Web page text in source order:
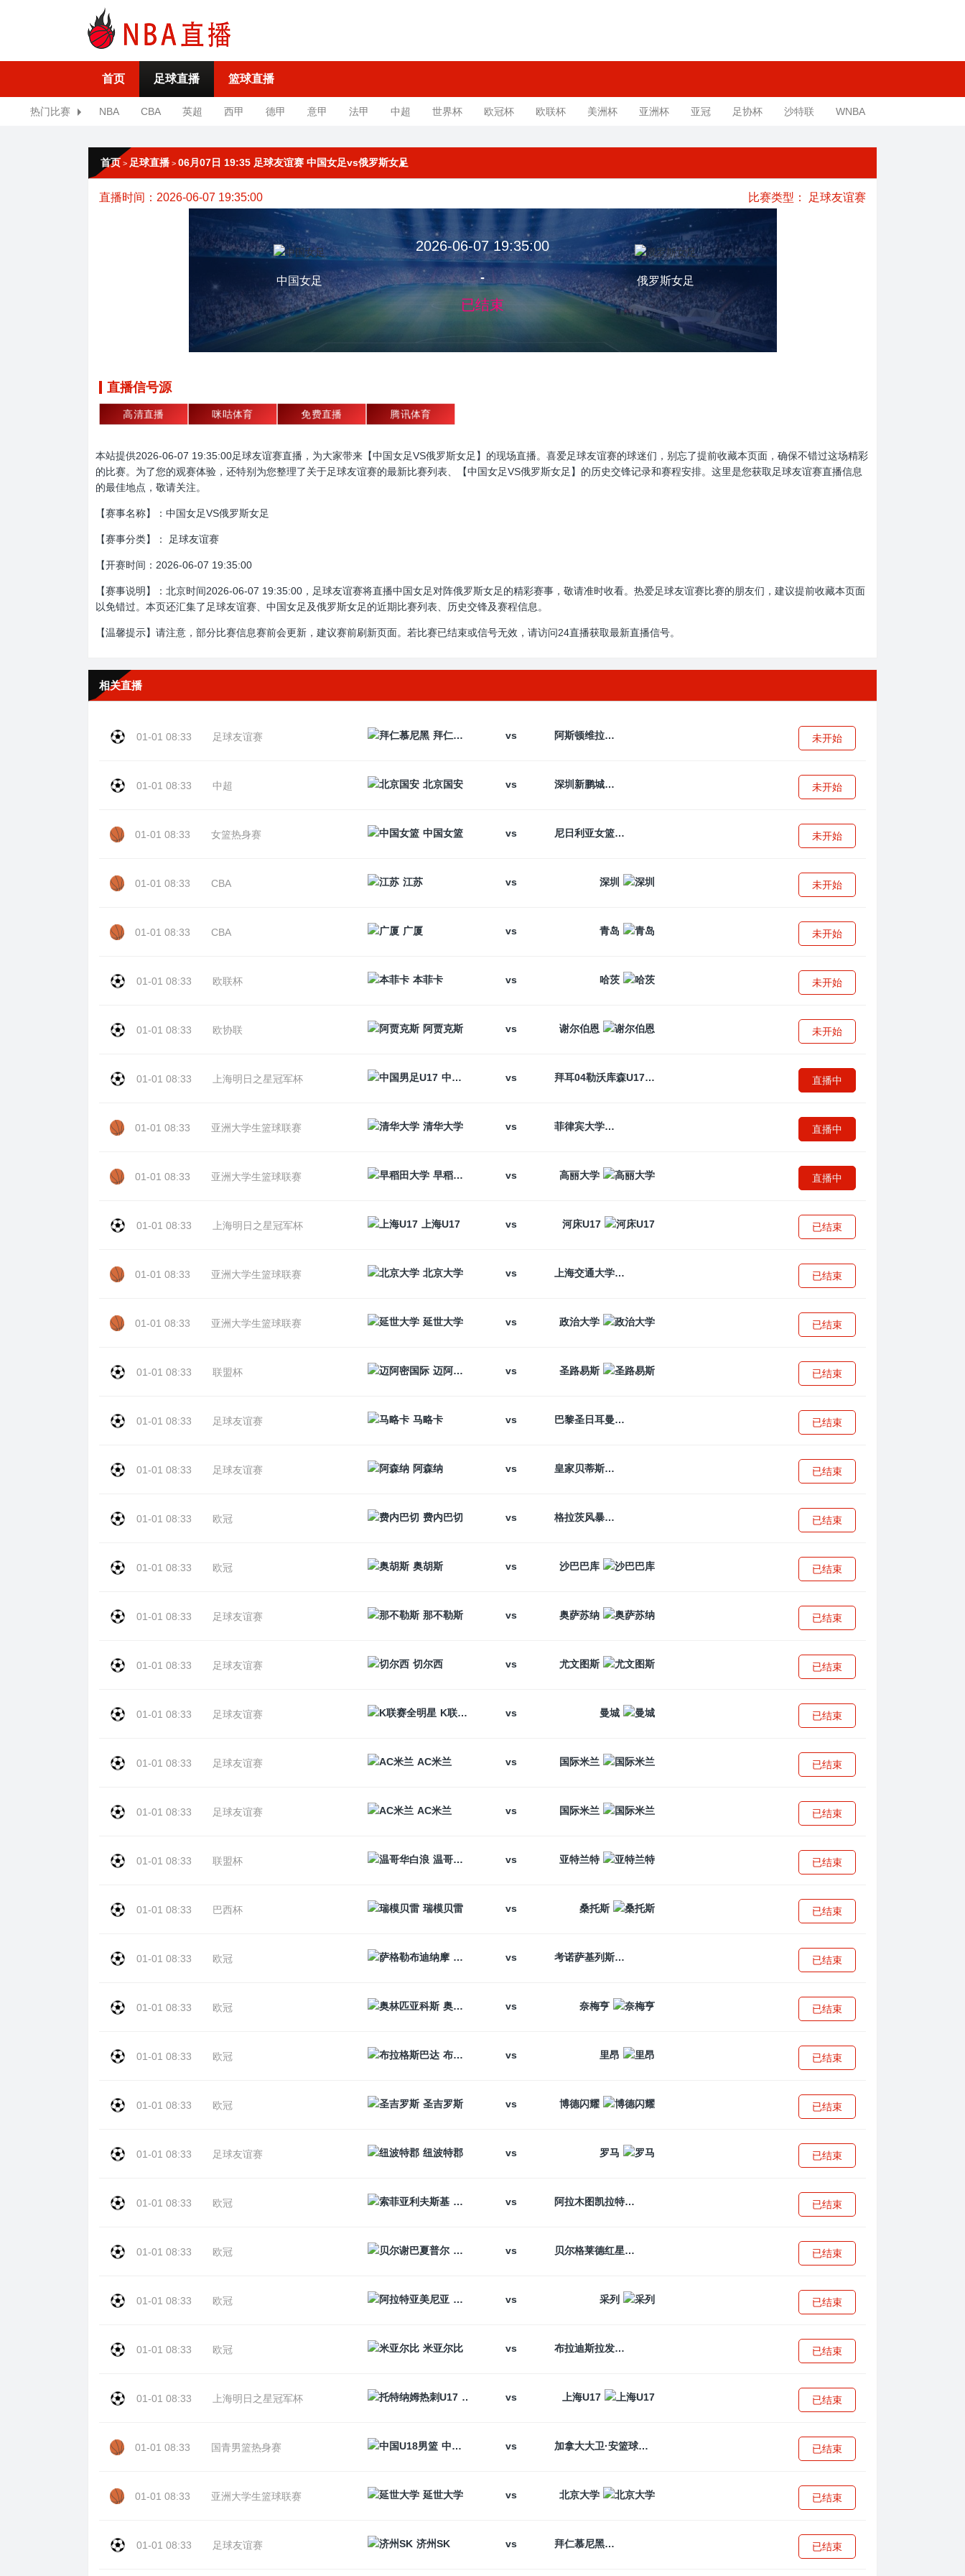
首页 足球直播 篮球直播
热门比赛 NBA CBA 英超 西甲 德甲 意甲 法甲 中超 世界杯 欧冠杯 欧联杯 美洲杯 亚洲杯 亚冠 足协杯 沙特联 WNBA
首页 > 足球直播 > 06月07日 19:35 足球友谊赛 中国女足vs俄罗斯女足
直播时间：2026-06-07 19:35:00 比赛类型： 足球友谊赛
中国女足
2026-06-07 19:35:00
-
已结束
俄罗斯女足
直播信号源
高清直播 咪咕体育 免费直播 腾讯体育
本站提供2026-06-07 19:35:00足球友谊赛直播，为大家带来【中国女足VS俄罗斯女足】的现场直播。喜爱足球友谊赛的球迷们，别忘了提前收藏本页面，确保不错过这场精彩
的比赛。为了您的观赛体验，还特别为您整理了关于足球友谊赛的最新比赛列表、【中国女足VS俄罗斯女足】的历史交锋记录和赛程安排。这里是您获取足球友谊赛直播信息
的最佳地点，敬请关注。
【赛事名称】：中国女足VS俄罗斯女足
【赛事分类】： 足球友谊赛
【开赛时间：2026-06-07 19:35:00
【赛事说明】：北京时间2026-06-07 19:35:00，足球友谊赛将直播中国女足对阵俄罗斯女足的精彩赛事，敬请准时收看。热爱足球友谊赛比赛的朋友们，建议提前收藏本页面
以免错过。本页还汇集了足球友谊赛、中国女足及俄罗斯女足的近期比赛列表、历史交锋及赛程信息。
【温馨提示】请注意，部分比赛信息赛前会更新，建议赛前刷新页面。若比赛已结束或信号无效，请访问24直播获取最新直播信号。
相关直播
01-01 08:33 足球友谊赛 拜仁慕尼黑 vs 阿斯顿维拉 未开始
01-01 08:33 中超 北京国安 vs 深圳新鹏城 未开始
01-01 08:33 女篮热身赛 中国女篮 vs 尼日利亚女篮 未开始
01-01 08:33 CBA 江苏 vs 深圳 未开始
01-01 08:33 CBA 广厦 vs 青岛 未开始
01-01 08:33 欧联杯 本菲卡 vs 哈茨 未开始
01-01 08:33 欧协联 阿贾克斯 vs 谢尔伯恩 未开始
01-01 08:33 上海明日之星冠军杯 中国男足U17 vs 拜耳04勒沃库森U17 直播中
01-01 08:33 亚洲大学生篮球联赛 清华大学 vs 菲律宾大学 直播中
01-01 08:33 亚洲大学生篮球联赛 早稻田大学 vs 高丽大学 直播中
01-01 08:33 上海明日之星冠军杯 上海U17 vs 河床U17 已结束
01-01 08:33 亚洲大学生篮球联赛 北京大学 vs 上海交通大学 已结束
01-01 08:33 亚洲大学生篮球联赛 延世大学 vs 政治大学 已结束
01-01 08:33 联盟杯 迈阿密国际 vs 圣路易斯 已结束
01-01 08:33 足球友谊赛 马略卡 vs 巴黎圣日耳曼 已结束
01-01 08:33 足球友谊赛 阿森纳 vs 皇家贝蒂斯 已结束
01-01 08:33 欧冠 费内巴切 vs 格拉茨风暴 已结束
01-01 08:33 欧冠 奥胡斯 vs 沙巴巴库 已结束
01-01 08:33 足球友谊赛 那不勒斯 vs 奥萨苏纳 已结束
01-01 08:33 足球友谊赛 切尔西 vs 尤文图斯 已结束
01-01 08:33 足球友谊赛 K联赛全明星 vs 曼城 已结束
01-01 08:33 足球友谊赛 AC米兰 vs 国际米兰 已结束
01-01 08:33 足球友谊赛 AC米兰 vs 国际米兰 已结束
01-01 08:33 联盟杯 温哥华白浪 vs 亚特兰特 已结束
01-01 08:33 巴西杯 瑞模贝雷 vs 桑托斯 已结束
01-01 08:33 欧冠 萨格勒布迪纳摩
vs 考诺萨基列斯 已结束
01-01 08:33 欧冠 奥林匹亚科斯 vs 奈梅亨 已结束
01-01 08:33 欧冠 布拉格斯巴达 vs 里昂 已结束
01-01 08:33 欧冠 圣吉罗斯 vs 博德闪耀 已结束
01-01 08:33 足球友谊赛 纽波特郡 vs 罗马 已结束
01-01 08:33 欧冠 索菲亚利夫斯基
vs 阿拉木图凯拉特 已结束
01-01 08:33 欧冠 贝尔谢巴夏普尔
vs 贝尔格莱德红星 已结束
01-01 08:33 欧冠 阿拉特亚美尼亚
vs 采列 已结束
01-01 08:33 欧冠 米亚尔比 vs 布拉迪斯拉发 已结束
01-01 08:33 上海明日之星冠军杯 托特纳姆热刺U17
vs 上海U17 已结束
01-01 08:33 国青男篮热身赛 中国U18男篮 vs 加拿大大卫·安篮球学院 已结束
01-01 08:33 亚洲大学生篮球联赛 延世大学 vs 北京大学 已结束
01-01 08:33 足球友谊赛 济州SK vs 拜仁慕尼黑 已结束